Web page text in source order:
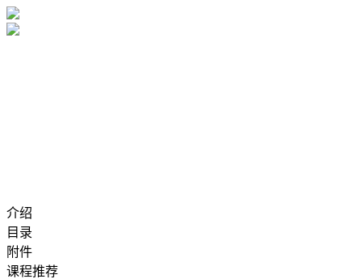
介绍
目录
附件
课程推荐